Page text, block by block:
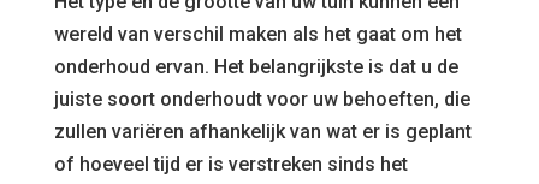
wereld van verschil maken als het gaat om het
onderhoud ervan. Het belangrijkste is dat u de
juiste soort onderhoudt voor uw behoeften, die
zullen variëren afhankelijk van wat er is geplant
of hoeveel tijd er is verstreken sinds het